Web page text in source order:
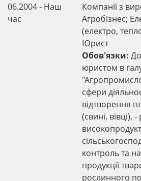
06.2004 - Наш
час
Компанії з
Агробізнес;
(електро,
Юрист
Обов'язки:
юристом в
сфери
вiдтворення
(свині, вівці),
контроль та
продукції
рослинного